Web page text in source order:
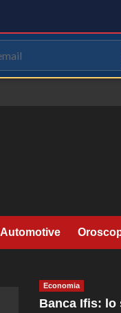
Automotive
Economia
Banca Ifis: lo